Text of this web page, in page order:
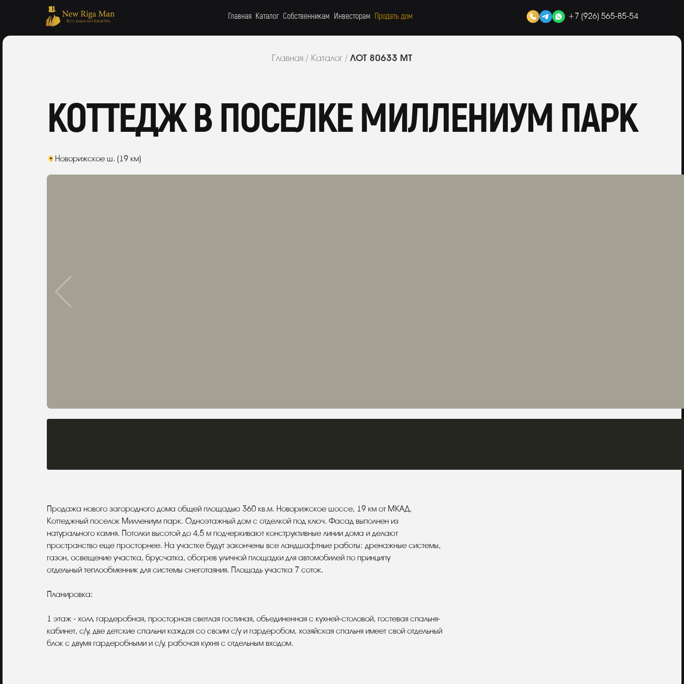
Главная Каталог Собственникам Инвесторам Продать дом +7 (926) 565-85-54
Главная / Каталог / ЛОТ 80633 МТ
КОТТЕДЖ В ПОСЕЛКЕ МИЛЛЕНИУМ ПАРК
Новорижское ш. (19 км)
Описание
Продажа нового загородного дома общей площадью 360 кв.м. Новорижское шоссе, 19 км от МКАД.
Коттеджный поселок Миллениум парк. Одноэтажный дом с отделкой под ключ. Фасад выполнен из
натурального камня. Потолки высотой до 4,5 м подчеркивают конструктивные линии дома и делают
пространство еще просторнее. На участке будут закончены все ландшафтные работы: дренажные системы,
газон, освещение участка, брусчатка, обогрев уличной площадки для автомобилей по принципу
отдельный теплообменник для системы снеготаяния. Площадь участка 7 соток.
Планировка:
1 этаж - холл, гардеробная, просторная светлая гостиная, объединенная с кухней-столовой, гостевая спальня-
кабинет, с/у, две детские спальни каждая со своим с/у и гардеробом, хозяйская спальня имеет свой отдельный
блок с двумя гардеробными и с/у, рабочая кухня с отдельным входом.